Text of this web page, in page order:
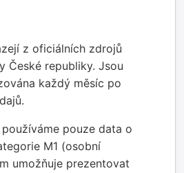
z oficiálních zdrojů
České republiky. Jsou
každý měsíc po
pouze data o
M1 (osobní
umožňuje prezentovat